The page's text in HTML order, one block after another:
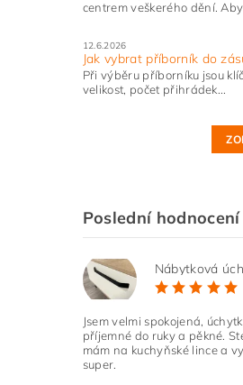
centrem veškerého dění. Aby
12.6.2026
Jak vybrat příborník do
Při výběru příborníku jsou
velikost, počet přihrádek...
Poslední
Jsem velmi spokojená,
příjemné do ruky a pěkné.
mám na kuchyňské lince a
super.